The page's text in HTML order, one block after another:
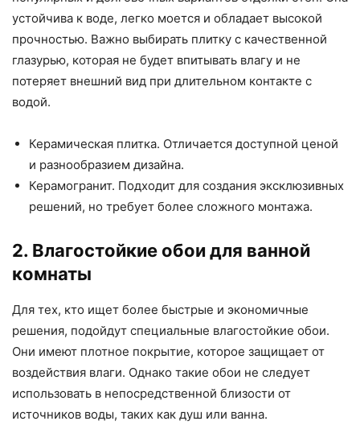
устойчива к воде, легко моется и обладает высокой
прочностью. Важно выбирать плитку с качественной
глазурью, которая не будет впитывать влагу и не
потеряет внешний вид при длительном контакте с
водой.
Керамическая плитка. Отличается доступной ценой
и разнообразием дизайна.
Керамогранит. Подходит для создания эксклюзивных
решений, но требует более сложного монтажа.
2. Влагостойкие обои для ванной
комнаты
Для тех, кто ищет более быстрые и экономичные
решения, подойдут специальные влагостойкие обои.
Они имеют плотное покрытие, которое защищает от
воздействия влаги. Однако такие обои не следует
использовать в непосредственной близости от
источников воды, таких как душ или ванна.